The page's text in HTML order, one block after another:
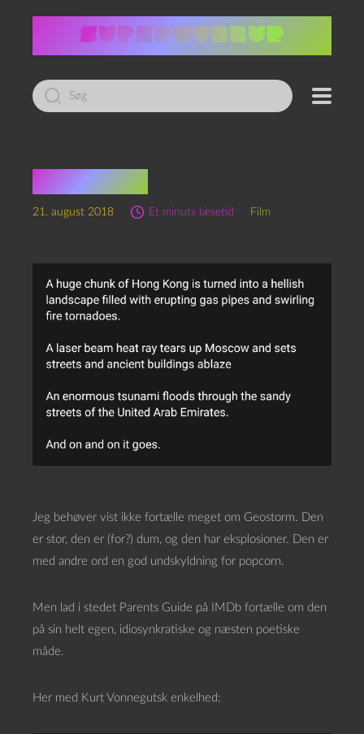
Led
efter:
Geostorm
21. august 2018 Et minuts læsetid Film
Jeg behøver vist ikke fortælle meget om Geostorm. Den
er stor, den er (for?) dum, og den har eksplosioner. Den er
med andre ord en god undskyldning for popcorn.
Men lad i stedet Parents Guide på IMDb fortælle om den
på sin helt egen, idiosynkratiske og næsten poetiske
måde.
Her med Kurt Vonnegutsk enkelhed: